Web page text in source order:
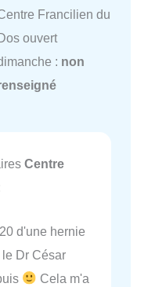
Francilien du
ouvert
: non
Centre
d'une hernie
Dr César
Cela m'a